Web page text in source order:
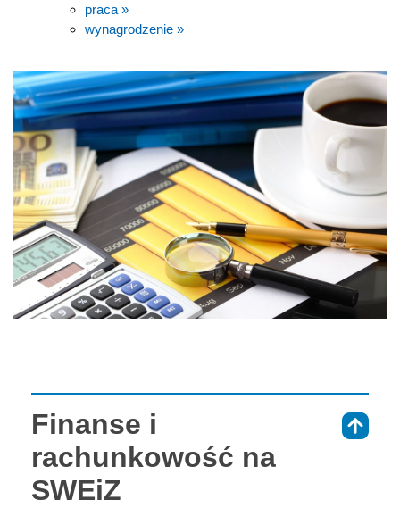
praca »
wynagrodzenie »
Finanse i
rachunkowość na
SWEiZ